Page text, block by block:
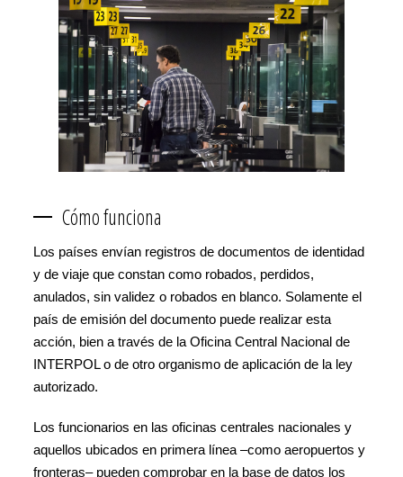
Cómo funciona
Los países envían registros de documentos de identidad
y de viaje que constan como robados, perdidos,
anulados, sin validez o robados en blanco. Solamente el
país de emisión del documento puede realizar esta
acción, bien a través de la Oficina Central Nacional de
INTERPOL o de otro organismo de aplicación de la ley
autorizado.
Los funcionarios en las oficinas centrales nacionales y
aquellos ubicados en primera línea –como aeropuertos y
fronteras– pueden comprobar en la base de datos los